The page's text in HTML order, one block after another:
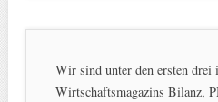
Wir sind unter den ersten drei
Wirtschaftsmagazins Bilanz,